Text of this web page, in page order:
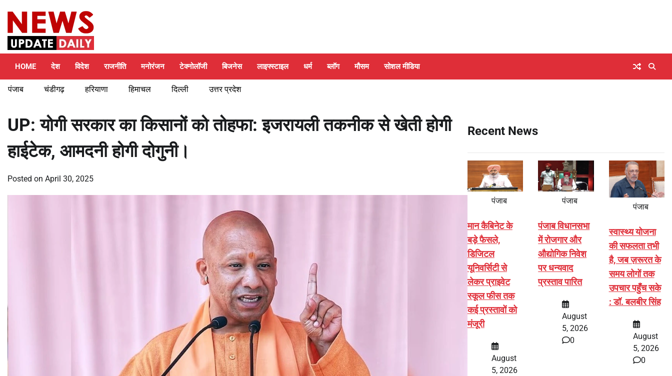
content
HOME देश विदेश राजनीति मनोरंजन टेक्नोलॉजी बिजनेस लाइफ्स्टाइल धर्म ब्लॉग मौसम सोशल मीडिया
पंजाब चंडीगढ़ हरियाणा हिमाचल दिल्ली उत्तर प्रदेश
UP: योगी सरकार का किसानों को तोहफा: इजरायली तकनीक से खेती होगी
हाईटेक, आमदनी होगी दोगुनी।
Posted on April 30, 2025
Recent News
पंजाब
मान कैबिनेट के
बड़े फैसले,
डिजिटल
यूनिवर्सिटी से
लेकर प्राइवेट
स्कूल फीस तक
कई प्रस्तावों को
मंजूरी
August
5, 2026
पंजाब
पंजाब विधानसभा
में रोजगार और
औद्योगिक निवेश
पर धन्यवाद
प्रस्ताव पारित
August
5, 2026
0
पंजाब
स्वास्थ्य योजना
की सफलता तभी
है, जब ज़रूरत के
समय लोगों तक
उपचार पहुँच सके
: डॉ. बलबीर सिंह
August
5, 2026
0